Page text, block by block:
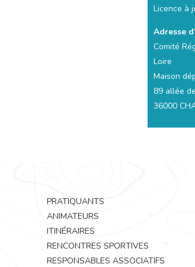
Licence à
Adresse
Comité
Loire
Maison
89 allée
36000
PRATIQUANTS
ANIMATEURS
ITINÉRAIRES
RENCONTRES SPORTIVES
RESPONSABLES ASSOCIATIFS